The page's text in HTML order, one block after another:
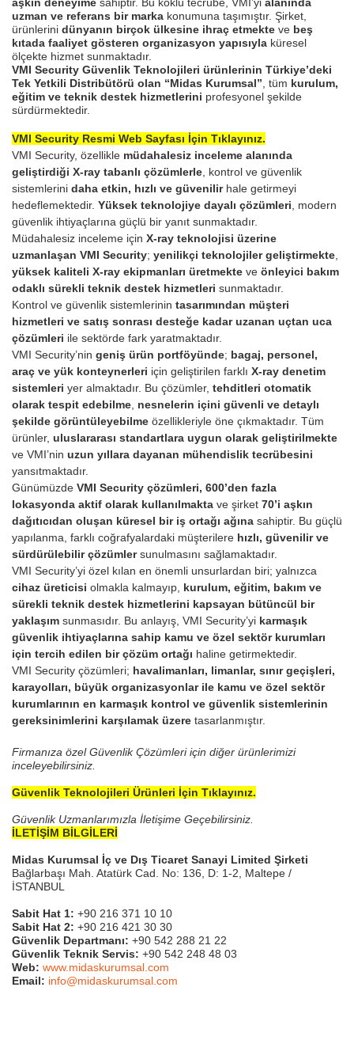
uzman ve referans bir marka konumuna taşımıştır. Şirket,
ürünlerini dünyanın birçok ülkesine ihraç etmekte ve beş
kıtada faaliyet gösteren organizasyon yapısıyla küresel
ölçekte hizmet sunmaktadır.
VMI Security Güvenlik Teknolojileri ürünlerinin Türkiye’deki
Tek Yetkili Distribütörü olan “Midas Kurumsal” , tüm kurulum,
eğitim ve teknik destek hizmetlerini profesyonel şekilde
sürdürmektedir.
VMI Security Resmi Web Sayfası İçin Tıklayınız.
VMI Security, özellikle müdahalesiz inceleme alanında
geliştirdiği X-ray tabanlı çözümlerle , kontrol ve güvenlik
sistemlerini daha etkin, hızlı ve güvenilirhale getirmeyi
hedeflemektedir. Yüksek teknolojiye dayalı çözümleri , modern
güvenlik ihtiyaçlarına güçlü bir yanıt sunmaktadır.
Müdahalesiz inceleme için X-ray teknolojisi üzerine
uzmanlaşan VMI Security; yenilikçi teknolojiler geliştirmekte
yüksek kaliteli X-ray ekipmanları üretmekte ve önleyici bakım
odaklı sürekli teknik destek hizmetleri sunmaktadır.
Kontrol ve güvenlik sistemlerinin tasarımından müşteri
hizmetleri ve satış sonrası desteğe kadar uzanan uçtan uca
çözümleri ile sektörde fark yaratmaktadır.
VMI Security’nin geniş ürün portföyünde; bagaj, personel,
araç ve yük konteynerleri için geliştirilen farklı X-ray denetim
sistemleri yer almaktadır. Bu çözümler, tehditleri otomatik
olarak tespit edebilme nesnelerin içini güvenli ve detaylı
şekilde görüntüleyebilme özellikleriyle öne çıkmaktadır. Tüm
ürünler, uluslararası standartlara uygun olarak geliştirilmekte
ve VMI’nin uzun yıllara dayanan mühendislik tecrübesini
yansıtmaktadır.
Günümüzde VMI Security çözümleri, 600’den fazla
lokasyonda aktif olarak kullanılmakta ve şirket 70’i aşkın
dağıtıcıdan oluşan küresel bir iş ortağı ağına sahiptir. Bu güçlü
yapılanma, farklı coğrafyalardaki müşterilere hızlı, güvenilir ve
sürdürülebilir çözümlersunulmasını sağlamaktadır.
VMI Security’yi özel kılan en önemli unsurlardan biri; yalnızca
cihaz üreticisi olmakla kalmayıp, kurulum, eğitim, bakım ve
sürekli teknik destek hizmetlerini kapsayan bütüncül bir
yaklaşım sunmasıdır. Bu anlayış, VMI Security’yi karmaşık
güvenlik ihtiyaçlarına sahip kamu ve özel sektör kurumları
için tercih edilen bir çözüm ortağı haline getirmektedir.
VMI Security çözümleri; havalimanları, limanlar, sınır geçişleri,
karayolları, büyük organizasyonlar ile kamu ve özel sektör
kurumlarının en karmaşık kontrol ve güvenlik sistemlerinin
gereksinimlerini karşılamak üzere tasarlanmıştır.
Firmanıza özel Güvenlik Çözümleri için diğer ürünlerimizi
inceleyebilirsiniz.
Güvenlik Teknolojileri Ürünleri İçin Tıklayınız.
Güvenlik Uzmanlarımızla İletişime Geçebilirsiniz.
İLETİŞİM BİLGİLERİ
Midas Kurumsal İç ve Dış Ticaret Sanayi Limited Şirketi
Bağlarbaşı Mah. Atatürk Cad. No: 136, D: 1-2, Maltepe /
İSTANBUL
Sabit Hat 1: +90 216 371 10 10
Sabit Hat 2: +90 216 421 30 30
Güvenlik Departmanı: +90 542 288 21 22
Güvenlik Teknik Servis: +90 542 248 48 03
Web: www.midaskurumsal.com
Email: info@midaskurumsal.com